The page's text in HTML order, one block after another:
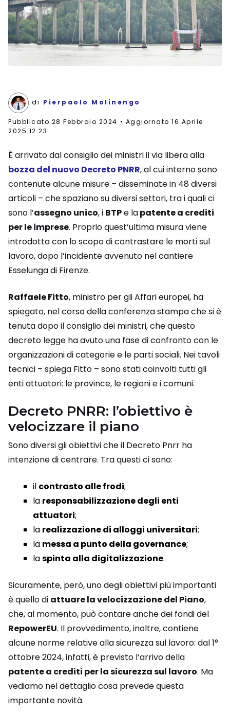
di Pierpaolo Molinengo
Pubblicato 28 Febbraio 2024
Aggiornato 16 Aprile
2025 12:23
È arrivato dal consiglio dei ministri il via libera alla
bozza del nuovo Decreto PNRR, al cui interno sono
contenute alcune misure – disseminate in 48 diversi
articoli – che spaziano su diversi settori, tra i quali ci
sono l’assegno unico, i BTPe lapatente a crediti
per le imprese. Proprio quest’ultima misura viene
introdotta con lo scopo di contrastare le morti sul
lavoro, dopo l’incidente avvenuto nel cantiere
Esselunga di Firenze.
Raffaele Fitto, ministro per gli Affari europei, ha
spiegato, nel corso della conferenza stampa che si è
tenuta dopo il consiglio dei ministri, che questo
decreto legge ha avuto una fase di confronto con le
organizzazioni di categorie e le parti sociali. Nei tavoli
tecnici – spiega Fitto – sono stati coinvolti tutti gli
enti attuatori: le province, le regioni e i comuni.
Decreto PNRR: l’obiettivo è
velocizzare il piano
Sono diversi gli obiettivi che il Decreto Pnrr ha
intenzione di centrare. Tra questi ci sono:
il contrasto alle frodi;
la responsabilizzazione degli enti
attuatori;
la realizzazione di alloggi universitari;
la messa a punto della governance;
laspinta alla digitalizzazione.
Sicuramente, però, uno degli obiettivi più importanti
è quello di attuare la velocizzazione del Piano,
che, al momento, può contare anche dei fondi del
RepowerEU. Il provvedimento, inoltre, contiene
alcune norme relative alla sicurezza sul lavoro: dal 1°
ottobre 2024, infatti, è previsto l’arrivo della
patente a crediti per la sicurezza sul lavoro. Ma
vediamo nel dettaglio cosa prevede questa
importante novità.